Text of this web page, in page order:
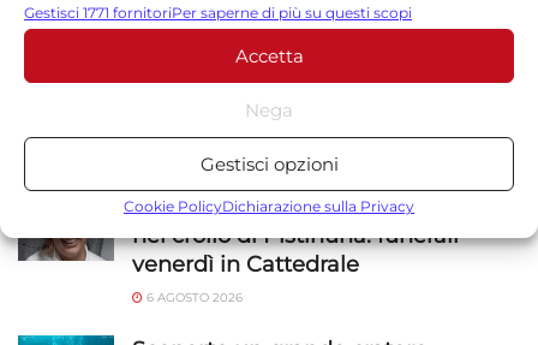
sito. È possibile modificare le impostazioni in qualsiasi momento,
compreso il ritiro del consenso, utilizzando i pulsanti della Cookie
Policy o cliccando sul pulsante di gestione del consenso nella parte
inferiore dello schermo.
Statistiche
Archiviare informazioni su dispositivo e/o accedervi, Misurare le
prestazioni degli annunci, Misurare le prestazioni dei contenuti,
combinazione di dati provenienti da fonti diverse.
Gestisci 1771 fornitoriPer saperne di più su questi scopi
Accetta
Nega
Gestisci opzioni
Cookie PolicyDichiarazione sulla Privacy
NOTIZIESICILIA
Alessandra Frazzica morta a 21 anni
nel crollo di Pistinuna: funerali
venerdì in Cattedrale
6 AGOSTO 2026